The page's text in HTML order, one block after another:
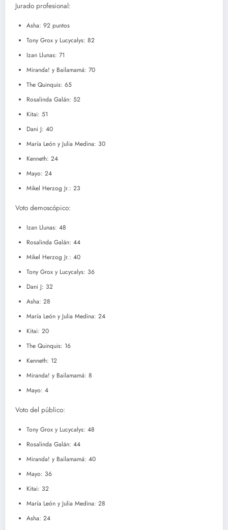
Jurado profesional:
Asha: 92 puntos
Tony Grox y Lucycalys: 82
Izan Llunas: 71
Miranda! y Bailamamá: 70
The Quinquis: 65
Rosalinda Galán: 52
Kitai: 51
Dani J: 40
María León y Julia Medina: 30
Kenneth: 24
Mayo: 24
Mikel Herzog Jr.: 23
Voto demoscópico:
Izan Llunas: 48
Rosalinda Galán: 44
Mikel Herzog Jr.: 40
Tony Grox y Lucycalys: 36
Dani J: 32
Asha: 28
María León y Julia Medina: 24
Kitai: 20
The Quinquis: 16
Kenneth: 12
Miranda! y Bailamamá: 8
Mayo: 4
Voto del público:
Tony Grox y Lucycalys: 48
Rosalinda Galán: 44
Miranda! y Bailamamá: 40
Mayo: 36
Kitai: 32
María León y Julia Medina: 28
Asha: 24